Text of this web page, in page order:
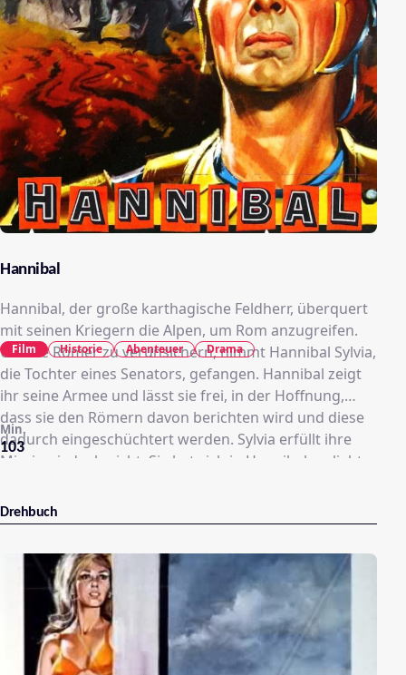
Hannibal
Hannibal, der große karthagische Feldherr, überquert
mit seinen Kriegern die Alpen, um Rom anzugreifen.
Um die Römer zu verunsichern, nimmt Hannibal Sylvia,
die Tochter eines Senators, gefangen. Hannibal zeigt
ihr seine Armee und lässt sie frei, in der Hoffnung,
dass sie den Römern davon berichten wird und diese
dadurch eingeschüchtert werden. Sylvia erfüllt ihre
Mission jedoch nicht: Sie hat sich in Hannibal verliebt
römischen Patrouille erwischt, Hannibal kann
entkommen, aber Sylvia wird gefangen genommen
Armee gegen Rom, um die Römer zu überwältigen.
Plötzlich taucht Hannibals wahre Frau auf und Sylvia
flieht nach Rom, wo sie verhaftet und zum Tode
verurteilt wird.
103
Min.
Film Historie Abenteuer Drama
Drehbuch